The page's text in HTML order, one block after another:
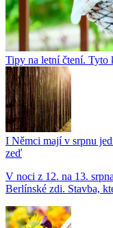
Tipy na letní čtení. Tyto
I Němci mají v srpnu
zeď
V noci z 12. na 13.
Berlínské zdi. Stavba,